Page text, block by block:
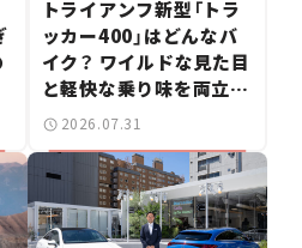
トライアンフ新型「トラ
ッカー400」はどんなバ
イク？ ワイルドな見た目
と軽快な乗り味を両立し
た400ccフラットトラッ
2026.07.31